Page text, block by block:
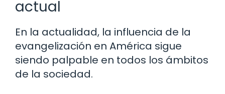
actual
En la actualidad, la influencia de la
evangelización en América sigue
siendo palpable en todos los ámbitos
de la sociedad.